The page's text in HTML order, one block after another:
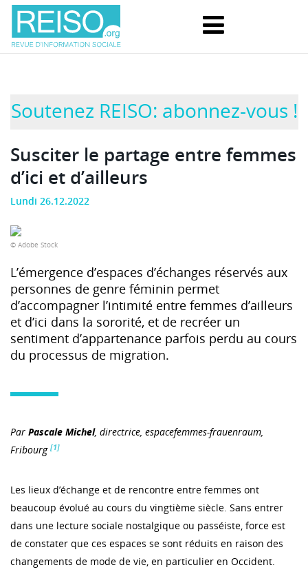
Soutenez REISO: abonnez-vous !
Susciter le partage entre femmes
d’ici et d’ailleurs
Lundi 26.12.2022
© Adobe Stock
L’émergence d’espaces d’échanges réservés aux
personnes de genre féminin permet
d’accompagner l’intimité entre femmes d’ailleurs
et d’ici dans la sororité, et de recréer un
sentiment d’appartenance parfois perdu au cours
du processus de migration.
Par Pascale Michel, directrice, espacefemmes-frauenraum,
Fribourg [1]
Les lieux d’échange et de rencontre entre femmes ont
beaucoup évolué au cours du vingtième siècle. Sans entrer
dans une lecture sociale nostalgique ou passéiste, force est
de constater que ces espaces se sont réduits en raison des
changements de mode de vie, en particulier en Occident.